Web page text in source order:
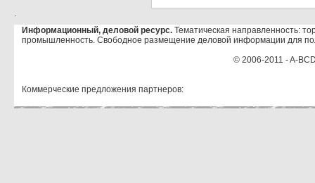
.
Информационный, деловой ресурс. Тематическая направленность:
промышленность. Свободное размещение деловой информации для
© 2006-2011 - A-
Коммерческие предложения партнеров: